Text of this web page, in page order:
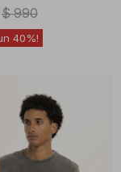
$ 990
40